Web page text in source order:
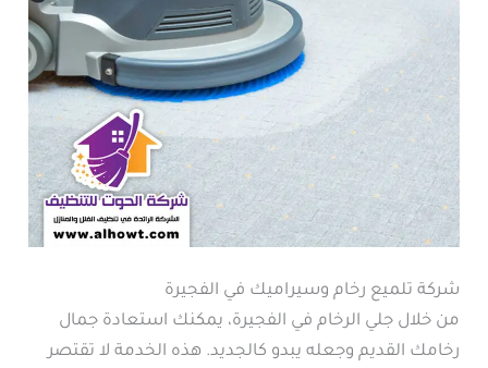
شركة تلميع رخام وسيراميك في الفجيرة
من خلال جلي الرخام في الفجيرة، يمكنك استعادة جمال
رخامك القديم وجعله يبدو كالجديد. هذه الخدمة لا تقتصر